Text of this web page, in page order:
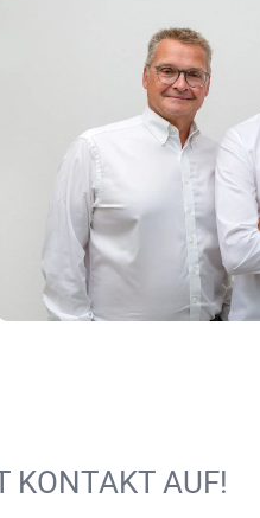
KONTAKT AUF!